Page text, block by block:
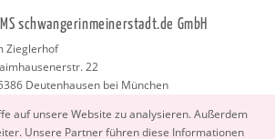
auf un­se­re Web­site zu ana­ly­sie­ren. Au­ßer­dem
Un­se­re Part­ner füh­ren diese In­for­ma­tio­nen
schwangerinmeinerstadt.de GmbH
Zieglerhof
22
Deutenhausen bei München